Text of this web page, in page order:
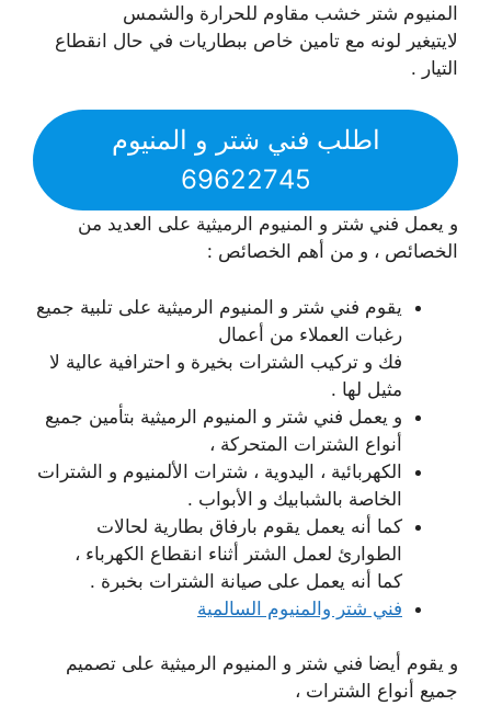
المنيوم شتر خشب مقاوم للحرارة والشمس
لايتيغير لونه مع تامين خاص ببطاريات في حال انقطاع
التيار .
اطلب فني شتر و المنيوم
69622745
و يعمل فني شتر و المنيوم الرميثية على العديد من
الخصائص ، و من أهم الخصائص :
يقوم فني شتر و المنيوم الرميثية على تلبية جميع
رغبات العملاء من أعمال
فك و تركيب الشترات بخيرة و احترافية عالية لا
مثيل لها .
و يعمل فني شتر و المنيوم الرميثية بتأمين جميع
أنواع الشترات المتحركة ،
الكهربائية ، اليدوية ، شترات الألمنيوم و الشترات
الخاصة بالشبابيك و الأبواب .
كما أنه يعمل يقوم بارفاق بطارية لحالات
الطوارئ لعمل الشتر أثناء انقطاع الكهرباء ،
كما أنه يعمل على صيانة الشترات بخبرة .
فني شتر والمنيوم السالمية
و يقوم أيضا فني شتر و المنيوم الرميثية على تصميم
جميع أنواع الشترات ،